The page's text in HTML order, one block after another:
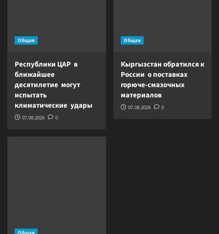
Общая
Республики ЦАР в
ближайшее
десятилетие могут
испытать
климатические удары
07.08.2026 0
Общая
Кыргызстан обратился к
России о поставках
горюче-смазочных
материалов
07.08.2026 0